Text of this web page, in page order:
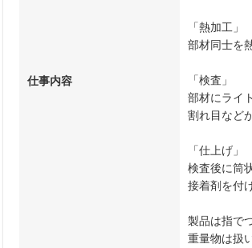
仕事内容
「熱加工」
部材同士を
「検査」
部材にライ
割れ目など
「仕上げ」
検査後に筒
接着剤を付
製品は指で
重量物は扱